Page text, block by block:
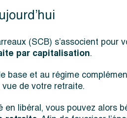
(SCB) s’associent pour
par capitalisation.
base et au régime
vue de votre retraite.
libéral, vous pouvez alors